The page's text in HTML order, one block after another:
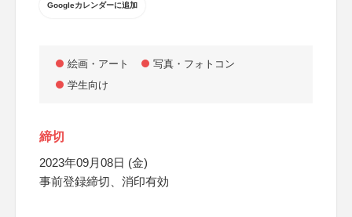
Googleカレンダーに追加
絵画・アート
写真・フォトコン
学生向け
締切
2023年09月08日 (金)
事前登録締切、消印有効